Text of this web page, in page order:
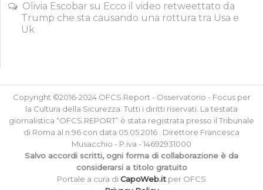
Olivia Escobar su Ecco il video retweettato da
Trump che sta causando una rottura tra Usa e
Uk
Copyright ©2016-2024 OFCS.Report - Osservatorio - Focus per
la Cultura della Sicurezza. Tutti i diritti riservati. La testata
giornalistica “OFCS.REPORT” è stata registrata presso il Tribunale
di Roma al n.96 con data 05.05.2016 . Direttore Francesca
Musacchio - P.iva - 14692931000
Salvo accordi scritti, ogni forma di collaborazione è da
considerarsi a titolo gratuito
Portale a cura diCapoWeb.it per OFCS